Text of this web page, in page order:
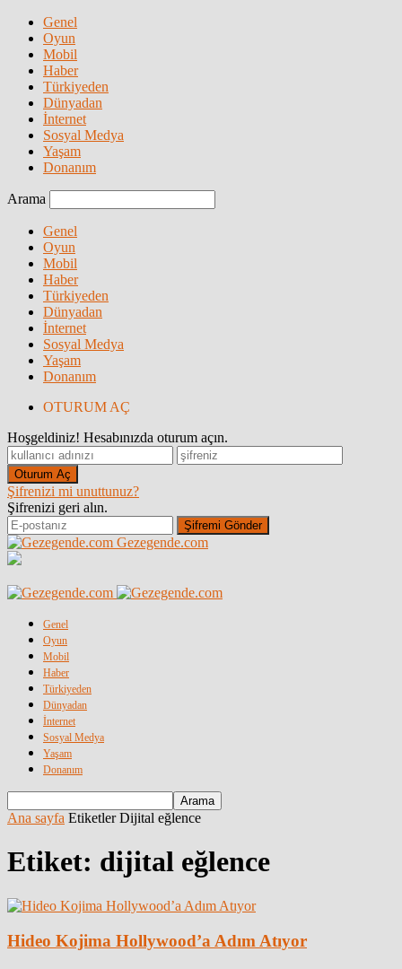
Genel
Oyun
Mobil
Haber
Türkiyeden
Dünyadan
İnternet
Sosyal Medya
Yaşam
Donanım
Arama
Genel
Oyun
Mobil
Haber
Türkiyeden
Dünyadan
İnternet
Sosyal Medya
Yaşam
Donanım
OTURUM AÇ
Hoşgeldiniz! Hesabınızda oturum açın.
Şifrenizi mi unuttunuz?
Şifrenizi geri alın.
Gezegende.com
Genel
Oyun
Mobil
Haber
Türkiyeden
Dünyadan
İnternet
Sosyal Medya
Yaşam
Donanım
Ana sayfa Etiketler Dijital eğlence
Etiket: dijital eğlence
Hideo Kojima Hollywood’a Adım Atıyor